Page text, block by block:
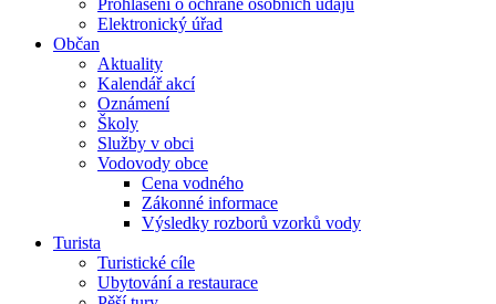
Prohlášení o ochraně osobních údajů
Elektronický úřad
Občan
Aktuality
Kalendář akcí
Oznámení
Školy
Služby v obci
Vodovody obce
Cena vodného
Zákonné informace
Výsledky rozborů vzorků vody
Turista
Turistické cíle
Ubytování a restaurace